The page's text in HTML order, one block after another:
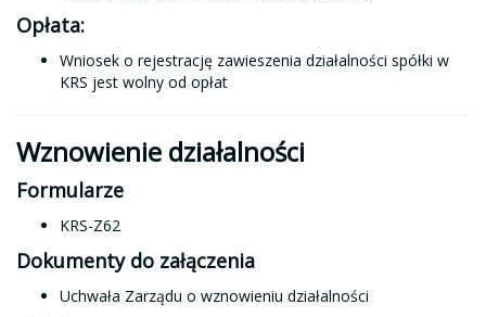
Opłata:
Wniosek o rejestrację zawieszenia działalności spółki w
KRS jest wolny od opłat
Wznowienie działalności
Formularze
KRS-Z62
Dokumenty do załączenia
Uchwała Zarządu o wznowieniu działalności